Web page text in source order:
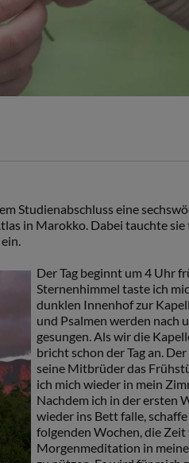
Studienabschluss eine
in Marokko. Dabei tauchte
Der Tag beginnt um 4 Uhr
Sternenhimmel taste ich
dunklen Innenhof zur
und Psalmen werden nach
gesungen. Als wir die
bricht schon der Tag an.
seine Mitbrüder das
ich mich wieder in mein
Nachdem ich in der ersten
wieder ins Bett falle, schaffe
folgenden Wochen, die Zeit
Morgenmeditation in